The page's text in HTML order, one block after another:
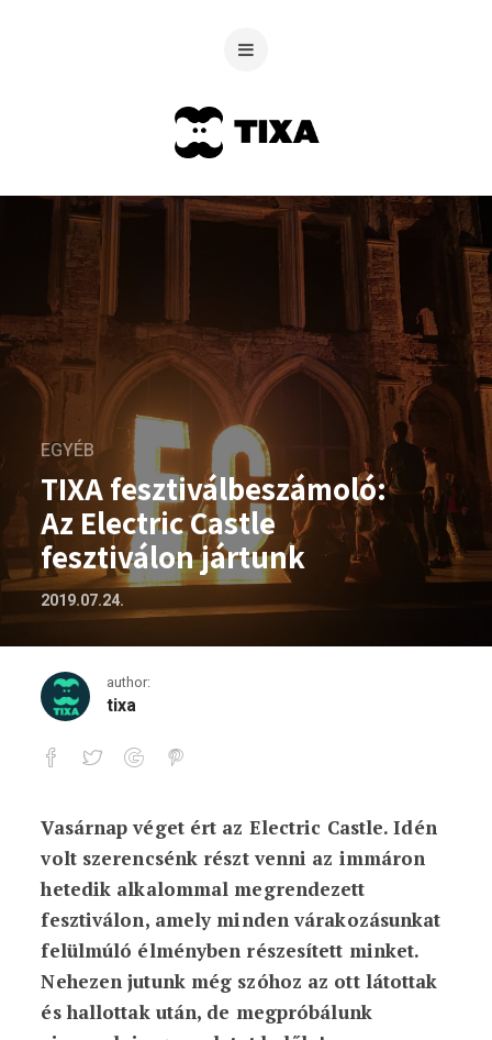
EGYÉB
TIXA fesztiválbeszámoló:
Az Electric Castle
fesztiválon jártunk
2019.07.24.
author:
tixa
TIXA fesztiválbeszámoló: Az Electric
Vasárnap véget ért az Electric Castle. Idén
volt szerencsénk részt venni az immáron
hetedik alkalommal megrendezett
fesztiválon, amely minden várakozásunkat
felülmúló élményben részesített minket.
Nehezen jutunk még szóhoz az ott látottak
és hallottak után, de megpróbálunk